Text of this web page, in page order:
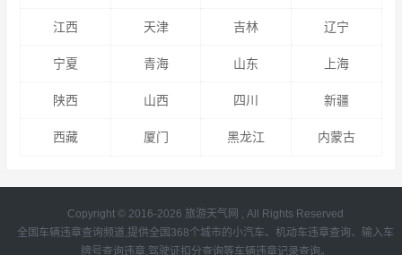
江西 天津 吉林 辽宁
宁夏 青海 山东 上海
陕西 山西 四川 新疆
西藏 厦门 黑龙江 内蒙古
Copyright © 2016-2026 旅游天气网 , All Rights Reserved
全国车辆违章查询频道,提供全国368个城市的小汽车、机动车违章查询 、 输入车
牌号查询违章,驾驶证扣分查询等车辆违章记录查询。